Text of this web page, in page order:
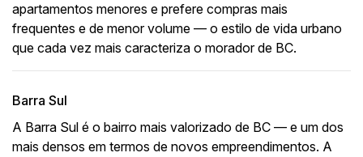
apartamentos menores e prefere compras mais
frequentes e de menor volume — o estilo de vida urbano
que cada vez mais caracteriza o morador de BC.
Barra Sul
A Barra Sul é o bairro mais valorizado de BC — e um dos
mais densos em termos de novos empreendimentos. A